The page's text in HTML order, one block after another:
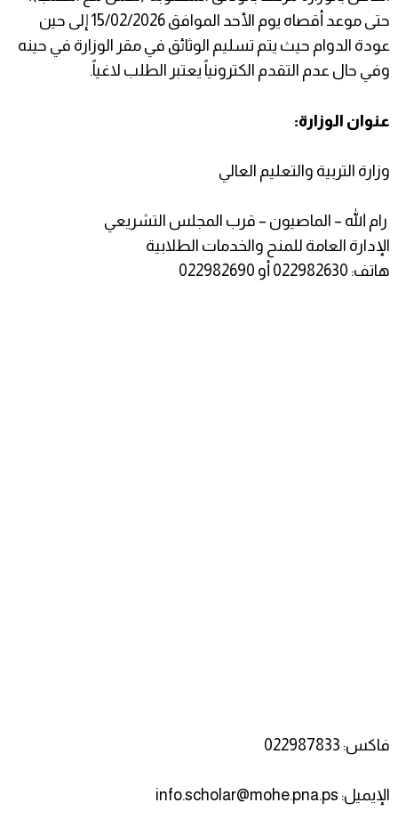
حتى موعد أقصاه يوم الأحد الموافق 15/02/2026 إلى حين
عودة الدوام حيث يتم تسليم الوثائق في مقر الوزارة في حينه
وفي حال عدم التقدم الكترونياً يعتبر الطلب لاغياً.
عنوان الوزارة:
وزارة التربية والتعليم العالي
رام الله – الماصيون – قرب المجلس التشريعي
الإدارة العامة للمنح والخدمات الطلابية
هاتف: 022982630 أو 022982690
فاكس: 022987833
الإيميل: info.scholar@mohe.pna.ps